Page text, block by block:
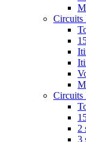
Circuits
Circuits
2
3